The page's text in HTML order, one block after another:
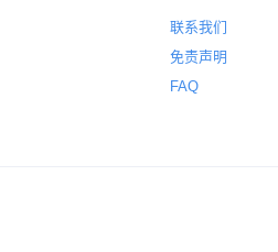
热播韩剧
热播韩综
联系我们
免责声明
FAQ